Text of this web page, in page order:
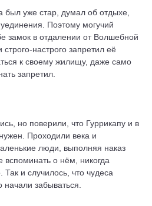
был уже стар, думал об отдыхе,
Поэтому могучий
замок в отдалении от Волшебной
настрого запретил её
к своему жилищу, даже само
запретил.
но поверили, что Гуррикапу и в
Проходили века и
люди, выполняя наказ
вспоминать о нём, никогда
и случилось, что чудеса
начали забываться.